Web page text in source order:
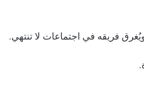
فريقه في اجتماعات لا تنتهي.